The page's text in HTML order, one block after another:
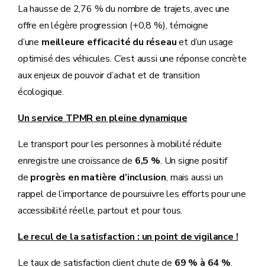
La hausse de 2,76 % du nombre de trajets, avec une
offre en légère progression (+0,8 %), témoigne
d’une meilleure efficacité du réseauet d’un usage
optimisé des véhicules. C’est aussi une réponse concrète
aux enjeux de pouvoir d’achat et de transition
écologique.
Un service TPMR en pleine dynamique
Le transport pour les personnes à mobilité réduite
enregistre une croissance de 6,5 %. Un signe positif
de progrès en matière d’inclusion, mais aussi un
rappel de l’importance de poursuivre les efforts pour une
accessibilité réelle, partout et pour tous.
Le recul de la satisfaction : un point de vigilance !
Le taux de satisfaction client chute de 69 % à 64 %.